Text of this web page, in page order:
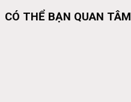
CÓ THỂ BẠN QUAN TÂM